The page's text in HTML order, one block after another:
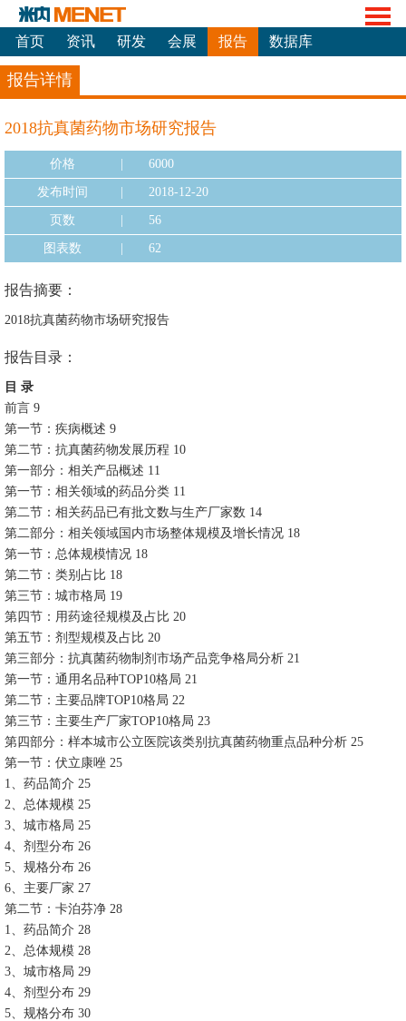
首页 资讯 研发 会展 报告 数据库
报告详情
2018抗真菌药物市场研究报告
价格 6000
发布时间 2018-12-20
页数 56
图表数 62
报告摘要：
2018抗真菌药物市场研究报告
报告目录：
目 录
前言 9
第一节：疾病概述 9
第二节：抗真菌药物发展历程 10
第一部分：相关产品概述 11
第一节：相关领域的药品分类 11
第二节：相关药品已有批文数与生产厂家数 14
第二部分：相关领域国内市场整体规模及增长情况 18
第一节：总体规模情况 18
第二节：类别占比 18
第三节：城市格局 19
第四节：用药途径规模及占比 20
第五节：剂型规模及占比 20
第三部分：抗真菌药物制剂市场产品竞争格局分析 21
第一节：通用名品种TOP10格局 21
第二节：主要品牌TOP10格局 22
第三节：主要生产厂家TOP10格局 23
第四部分：样本城市公立医院该类别抗真菌药物重点品种分析 25
第一节：伏立康唑 25
1、药品简介 25
2、总体规模 25
3、城市格局 25
4、剂型分布 26
5、规格分布 26
6、主要厂家 27
第二节：卡泊芬净 28
1、药品简介 28
2、总体规模 28
3、城市格局 29
4、剂型分布 29
5、规格分布 30